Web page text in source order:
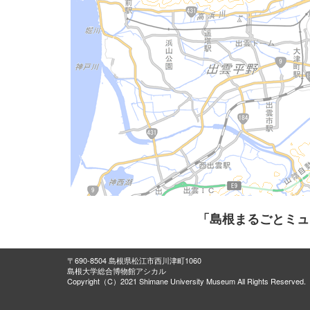
「島根まるごとミ
〒690-8504 島根県松江市西川津町1060
島根大学総合博物館アシカル
Copyright（C）2021 Shimane University Museum All Rights Reserved.